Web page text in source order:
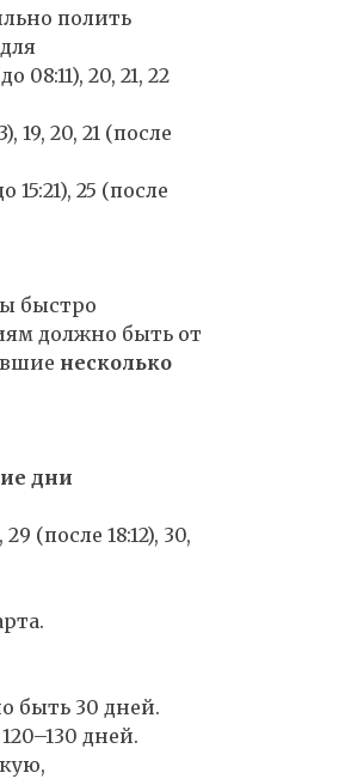
полить
08:11), 20, 21, 22
19, 20, 21 (после
15:21), 25 (после
быстро
должно быть от
несколько
дни
29 (после 18:12), 30,
быть 30 дней.
дней.